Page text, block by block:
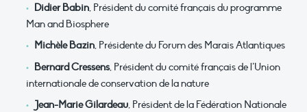
Didier Babin, Président du comité français du programme
Man and Biosphere
Michèle Bazin, Présidente du Forum des Marais Atlantiques
Bernard Cressens, Président du comité français de l’Union
internationale de conservation de la nature
Jean-Marie Gilardeau, Président de la Fédération Nationale